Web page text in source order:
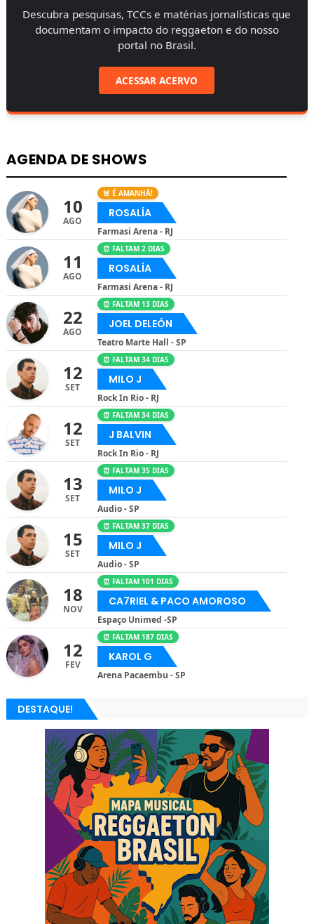
Descubra pesquisas, TCCs e matérias jornalísticas que
documentam o impacto do reggaeton e do nosso
portal no Brasil.
ACESSAR ACERVO
AGENDA DE SHOWS
10
AGO
🚨 É AMANHÃ!
ROSALÍA
Farmasi Arena - RJ
11
AGO
⏰ FALTAM 2 DIAS
ROSALÍA
Farmasi Arena - RJ
22
AGO
⏰ FALTAM 13 DIAS
JOEL DELEÓN
Teatro Marte Hall - SP
12
SET
⏰ FALTAM 34 DIAS
MILO J
Rock In Rio - RJ
12
SET
⏰ FALTAM 34 DIAS
J BALVIN
Rock In Rio - RJ
13
SET
⏰ FALTAM 35 DIAS
MILO J
Audio - SP
15
SET
⏰ FALTAM 37 DIAS
MILO J
Audio - SP
18
NOV
⏰ FALTAM 101 DIAS
CA7RIEL & PACO AMOROSO
Espaço Unimed -SP
12
FEV
⏰ FALTAM 187 DIAS
KAROL G
Arena Pacaembu - SP
DESTAQUE!